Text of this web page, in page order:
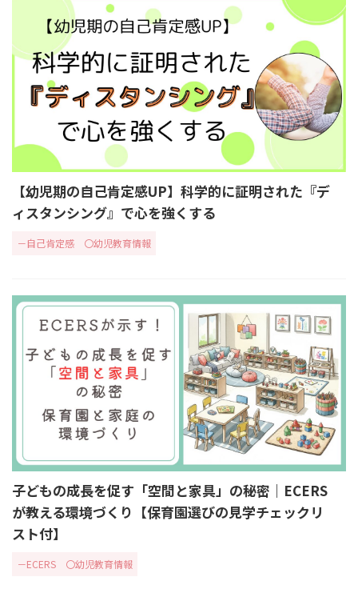
【幼児期の自己肯定感UP】科学的に証明された『デ
ィスタンシング』で心を強くする
－自己肯定感 〇幼児教育情報
子どもの成長を促す「空間と家具」の秘密｜ECERS
が教える環境づくり【保育園選びの見学チェックリ
スト付】
－ECERS 〇幼児教育情報